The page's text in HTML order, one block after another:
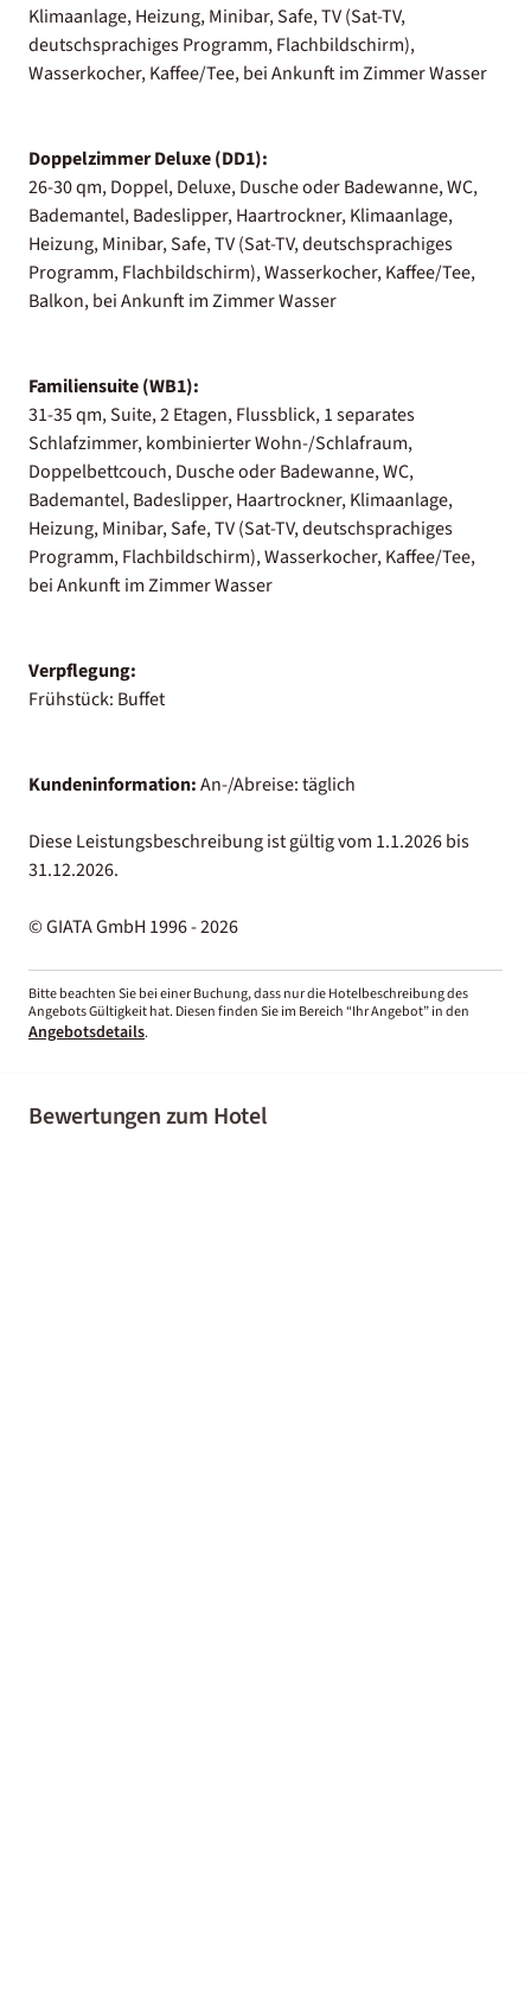
Klimaanlage, Heizung, Minibar, Safe, TV (Sat-TV,
deutschsprachiges Programm, Flachbildschirm),
Wasserkocher, Kaffee/Tee, bei Ankunft im Zimmer Wasser
Doppelzimmer Deluxe (DD1):
26-30 qm, Doppel, Deluxe, Dusche oder Badewanne, WC,
Bademantel, Badeslipper, Haartrockner, Klimaanlage,
Heizung, Minibar, Safe, TV (Sat-TV, deutschsprachiges
Programm, Flachbildschirm), Wasserkocher, Kaffee/Tee,
Balkon, bei Ankunft im Zimmer Wasser
Familiensuite (WB1):
31-35 qm, Suite, 2 Etagen, Flussblick, 1 separates
Schlafzimmer, kombinierter Wohn-/Schlafraum,
Doppelbettcouch, Dusche oder Badewanne, WC,
Bademantel, Badeslipper, Haartrockner, Klimaanlage,
Heizung, Minibar, Safe, TV (Sat-TV, deutschsprachiges
Programm, Flachbildschirm), Wasserkocher, Kaffee/Tee,
bei Ankunft im Zimmer Wasser
Verpflegung:
Frühstück: Buffet
Kundeninformation:An-/Abreise: täglich
Diese Leistungsbeschreibung ist gültig vom 1.1.2026 bis
31.12.2026.
© GIATA GmbH 1996 - 2026
Bitte beachten Sie bei einer Buchung, dass nur die Hotelbeschreibung des
Angebots Gültigkeit hat. Diesen finden Sie im Bereich “Ihr Angebot” in den
Angebotsdetails.
Bewertungen zum Hotel